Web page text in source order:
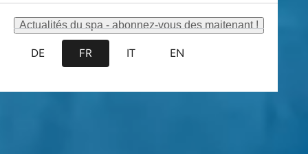
Actualités du spa - abonnez-vous des maitenant !
DE FR IT EN